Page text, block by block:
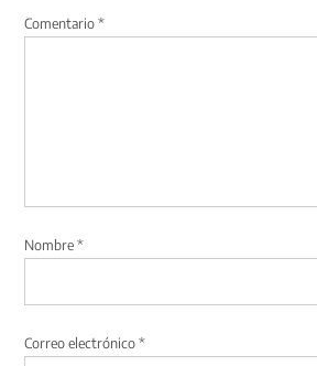
Comentario*
Nombre*
Correo electrónico*